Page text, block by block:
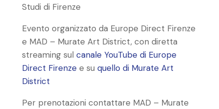
Studi di Firenze
Evento organizzato da Europe Direct Firenze
e MAD – Murate Art District, con diretta
streaming sul canale YouTube di Europe
Direct Firenzee su quello di Murate Art
District
Per prenotazioni contattare MAD – Murate